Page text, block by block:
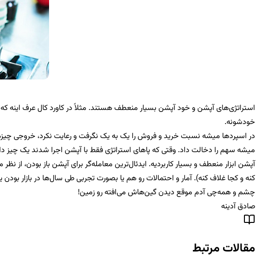
استراتژی‌های آپشن و خود آپشن بسیار منعطف هستند. مثلاً در کاورد کال عرف اینه
خودشونه.
در اسپردها میشه نسبت خرید و فروش را یک به یک نگرفت و رعایت نکرد، خروجی
میشه سهم را دخالت داد. وقتی که پاهای استراتژی فقط با آپشن اجرا شدند یک چیز
آپشن ابزار منعطف و بسیار کاربردیه. ایدئال‌ترین معامله‌گر برای آپشن باز
کنه و کجا غلاف کنه). آمار و احتمالات رو هم یا بصورت تجربی طی سال‌ها در بازار
چشم و همه‌چی آدم موقع دیدن گین‌هاش می‌افته رو زمین!
صادق آدینه
مقالات مرتبط